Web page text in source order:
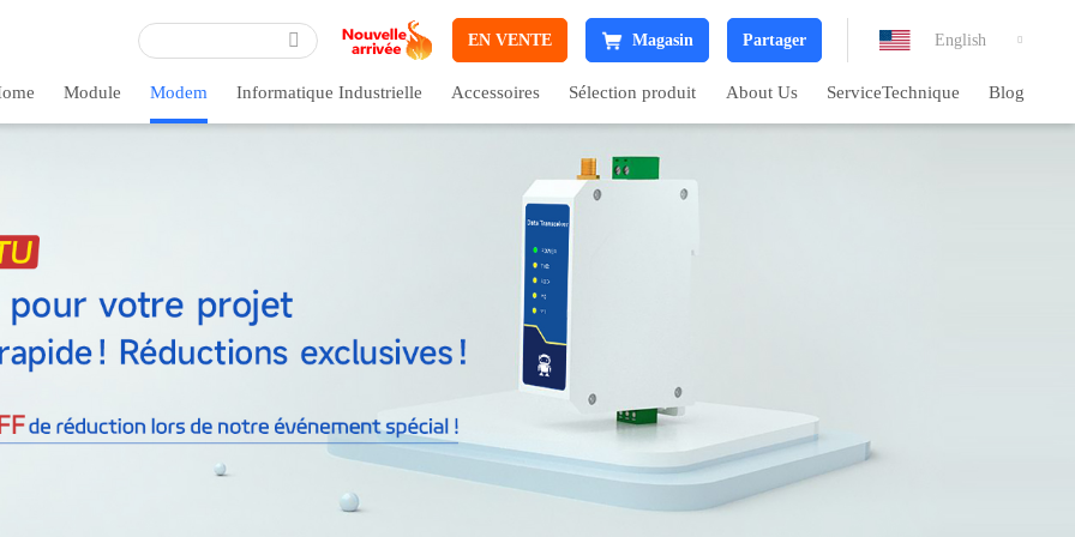
EN VENTE Magasin Partager English 
Module Modem Informatique Industrielle Accessoires Sélection produit About Us ServiceTechnique Blog